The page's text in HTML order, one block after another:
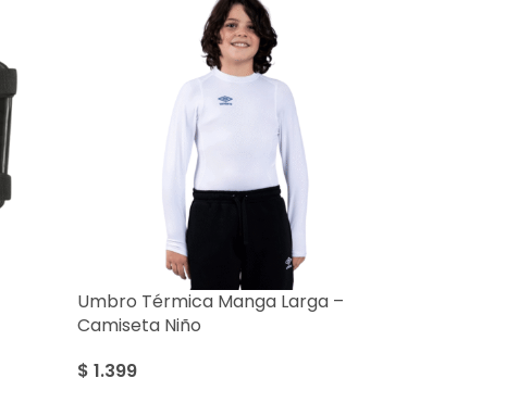
Umbro Térmica Manga Larga –
Camiseta Niño
$ 1.399